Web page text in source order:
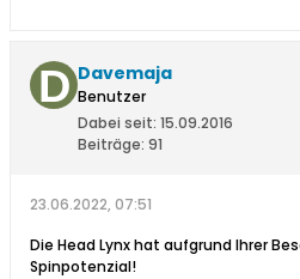
Davemaja
Benutzer
Dabei seit: 15.09.2016
Beiträge: 91
23.06.2022, 07:51
Die Head Lynx hat aufgrund Ihrer
Spinpotenzial!